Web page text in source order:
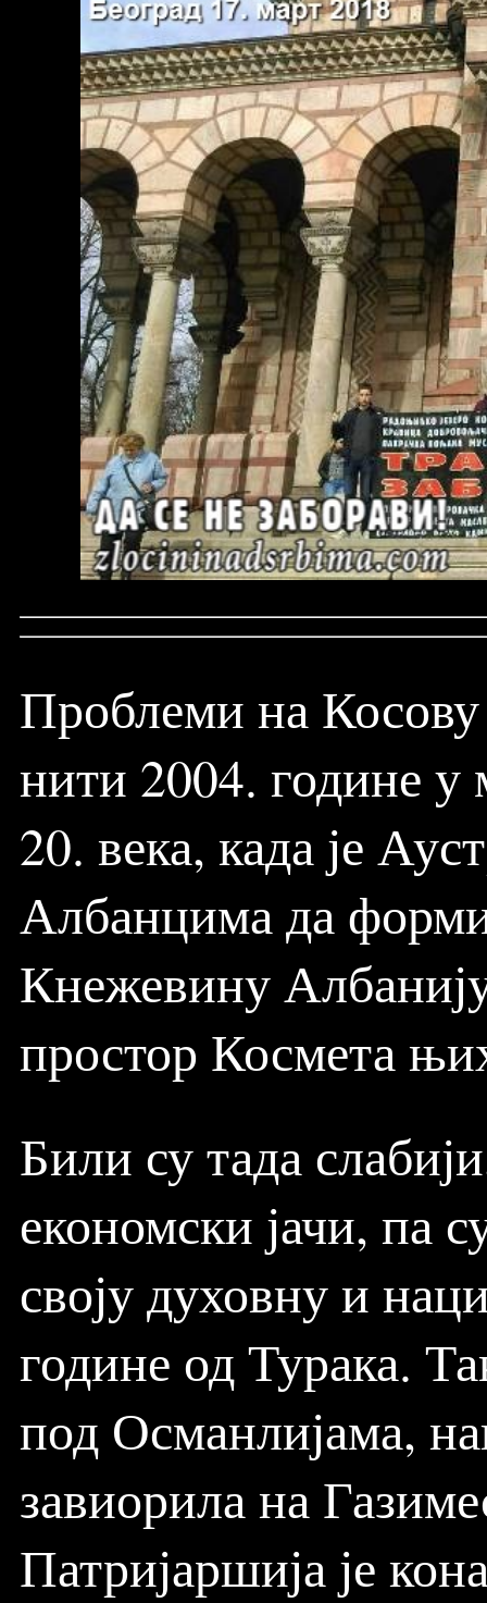
Проблеми на
нити 2004. године у
20. века, када је
Албанцима да
Кнежевину
простор Космета
Били су тада
економски јачи, па
своју духовну и
године од Турака.
под Османлијама,
завиорила на
Патријаршија је